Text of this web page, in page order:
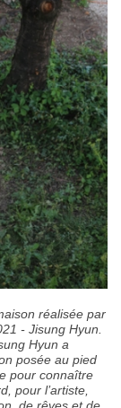
réalisée par
- Jisung Hyun.
Hyun a
posée au pied
pour connaître
pour l’artiste,